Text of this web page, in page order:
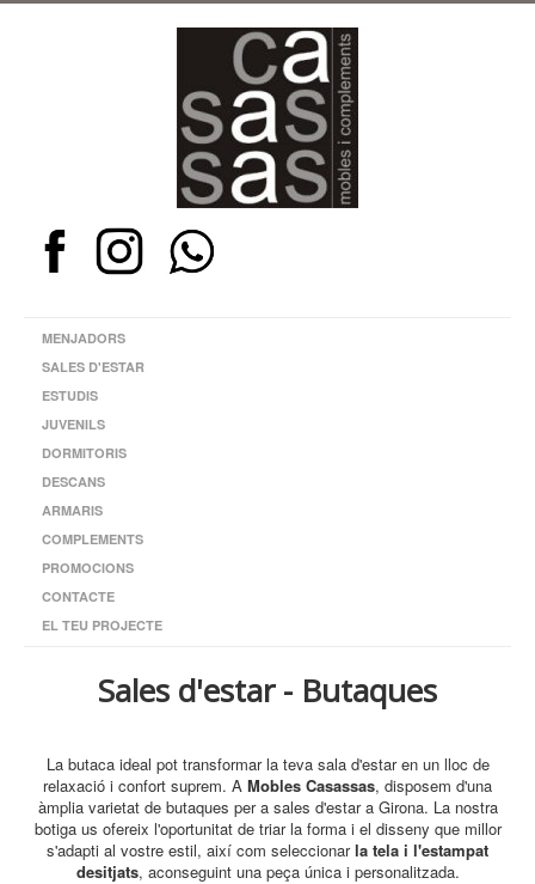
MENJADORS
SALES D'ESTAR
ESTUDIS
JUVENILS
DORMITORIS
DESCANS
ARMARIS
COMPLEMENTS
PROMOCIONS
CONTACTE
EL TEU PROJECTE
Sales d'estar - Butaques
La butaca ideal pot transformar la teva sala d'estar en un lloc de
relaxació i confort suprem. A Mobles Casassas, disposem d'una
àmplia varietat de butaques per a sales d'estar a Girona. La nostra
botiga us ofereix l'oportunitat de triar la forma i el disseny que millor
s'adapti al vostre estil, així com seleccionarla tela i l'estampat
desitjats, aconseguint una peça única i personalitzada.